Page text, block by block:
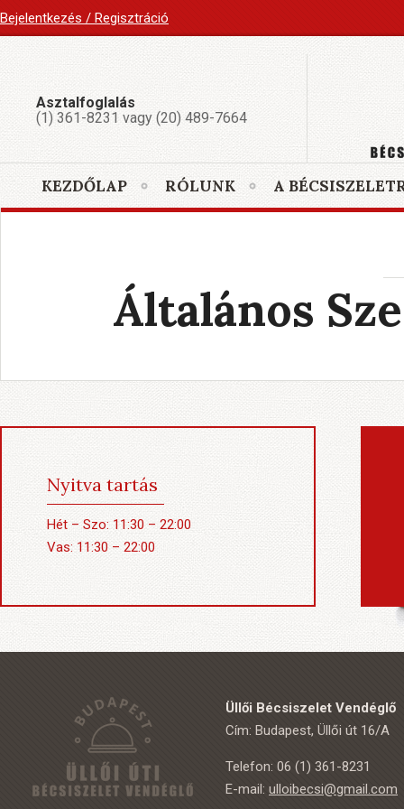
Bejelentkezés / Regisztráció
Asztalfoglalás
(1) 361-8231 vagy (20) 489-7664
KEZDŐLAP RÓLUNK A
Általános
Nyitva tartás
Hét – Szo: 11:30 – 22:00
Vas: 11:30 – 22:00
Üllői Bécsiszelet Vendéglő
Cím: Budapest, Üllői út 16/A
Telefon: 06 (1) 361-8231
E-mail: ulloibecsi@gmail.com